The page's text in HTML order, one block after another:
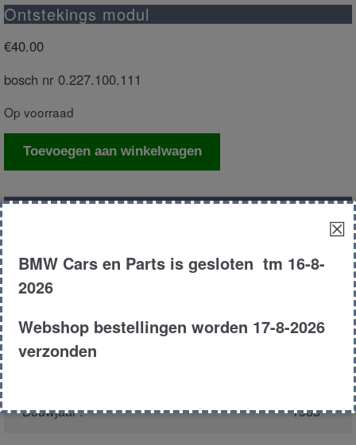
Ontstekings modul
€40.00
bosch nr 0.227.100.111
Op voorraad
Ontstekings
Toevoegen aan winkelwagen
Model :
Carroserie : Sedan
Bouwjaar : 1983
☒
BMW Cars en Parts is gesloten tm 16-8-
2026
Webshop bestellingen worden 17-8-2026
verzonden